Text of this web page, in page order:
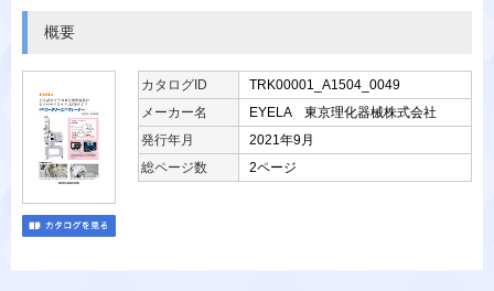
概要
カタログID
TRK00001_A1504_0049
メーカー名
EYELA 東京理化器械株式会社
発行年月
2021年9月
総ページ数
2ページ